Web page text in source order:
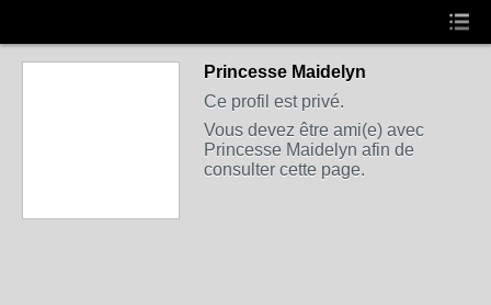
Princesse Maidelyn
Ce profil est privé.
Vous devez être ami(e) avec
Princesse Maidelyn afin de
consulter cette page.